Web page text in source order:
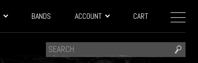
CART
ACCOUNT
BANDS